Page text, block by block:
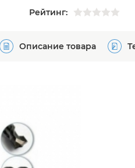
Рейтинг:
Описание товара